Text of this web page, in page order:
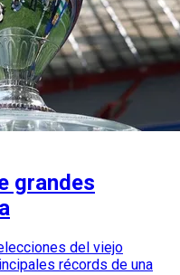
grandes
del viejo
récords de una